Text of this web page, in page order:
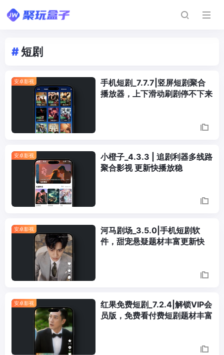
#短剧
安卓影视
手机短剧_7.7.7|竖屏短剧聚合
播放器，上下滑动刷剧停不下来
安卓影视
小橙子_4.3.3 | 追剧利器多线路
聚合影视 更新快播放稳
安卓影视
河马剧场_3.5.0|手机短剧软
件，甜宠悬疑题材丰富更新快
安卓影视
红果免费短剧_7.2.4|解锁VIP会
员版，免费看付费短剧题材丰富